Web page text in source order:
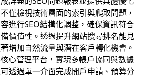
僅檢視技術層面的索引與爬取問題，
進行SEO結構化調整，確保資訊符合
價值性。透過提升網站搜尋排名能見
增加自然流量與潛在客戶轉化機會。
心管理平台，實現多帳戶協同與數據
透過單一介面完成開戶申請、預算分